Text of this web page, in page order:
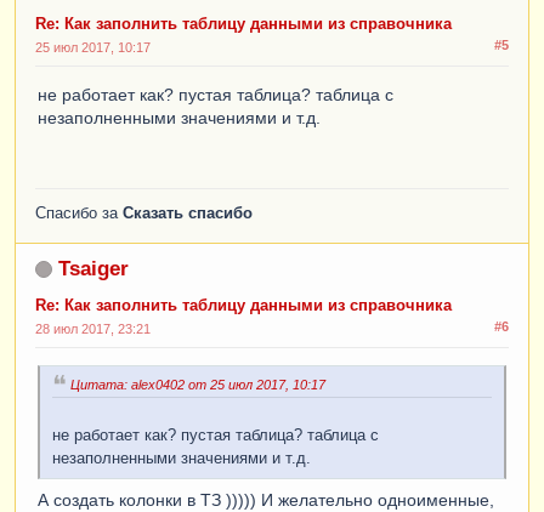
Re: Как заполнить таблицу данными из справочника
#5
25 июл 2017, 10:17
не работает как? пустая таблица? таблица с
незаполненными значениями и т.д.
Спасибо за Сказать спасибо
Tsaiger
Re: Как заполнить таблицу данными из справочника
#6
28 июл 2017, 23:21
Цитата: alex0402 от 25 июл 2017, 10:17
не работает как? пустая таблица? таблица с
незаполненными значениями и т.д.
А создать колонки в ТЗ ))))) И желательно одноименные,